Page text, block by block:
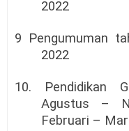
2022
9 Pengumuman
2022
10. Pendidikan
Agustus –
Februari –